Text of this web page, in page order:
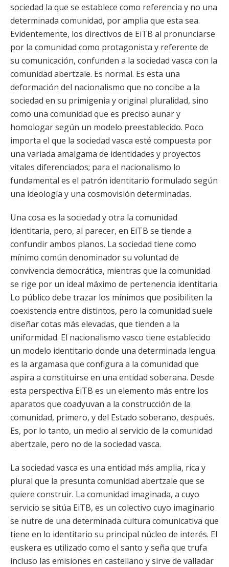
sociedad la que se establece como referencia y no una
determinada comunidad, por amplia que esta sea.
Evidentemente, los directivos de EiTB al pronunciarse
por la comunidad como protagonista y referente de
su comunicación, confunden a la sociedad vasca con la
comunidad abertzale. Es normal. Es esta una
deformación del nacionalismo que no concibe a la
sociedad en su primigenia y original pluralidad, sino
como una comunidad que es preciso aunar y
homologar según un modelo preestablecido. Poco
importa el que la sociedad vasca esté compuesta por
una variada amalgama de identidades y proyectos
vitales diferenciados; para el nacionalismo lo
fundamental es el patrón identitario formulado según
una ideología y una cosmovisión determinadas.
Una cosa es la sociedad y otra la comunidad
identitaria, pero, al parecer, en EiTB se tiende a
confundir ambos planos. La sociedad tiene como
mínimo común denominador su voluntad de
convivencia democrática, mientras que la comunidad
se rige por un ideal máximo de pertenencia identitaria.
Lo público debe trazar los mínimos que posibiliten la
coexistencia entre distintos, pero la comunidad suele
diseñar cotas más elevadas, que tienden a la
uniformidad. El nacionalismo vasco tiene establecido
un modelo identitario donde una determinada lengua
es la argamasa que configura a la comunidad que
aspira a constituirse en una entidad soberana. Desde
esta perspectiva EiTB es un elemento más entre los
aparatos que coadyuvan a la construcción de la
comunidad, primero, y del Estado soberano, después.
Es, por lo tanto, un medio al servicio de la comunidad
abertzale, pero no de la sociedad vasca.
La sociedad vasca es una entidad más amplia, rica y
plural que la presunta comunidad abertzale que se
quiere construir. La comunidad imaginada, a cuyo
servicio se sitúa EiTB, es un colectivo cuyo imaginario
se nutre de una determinada cultura comunicativa que
tiene en lo identitario su principal núcleo de interés. El
euskera es utilizado como el santo y seña que trufa
incluso las emisiones en castellano y sirve de valladar